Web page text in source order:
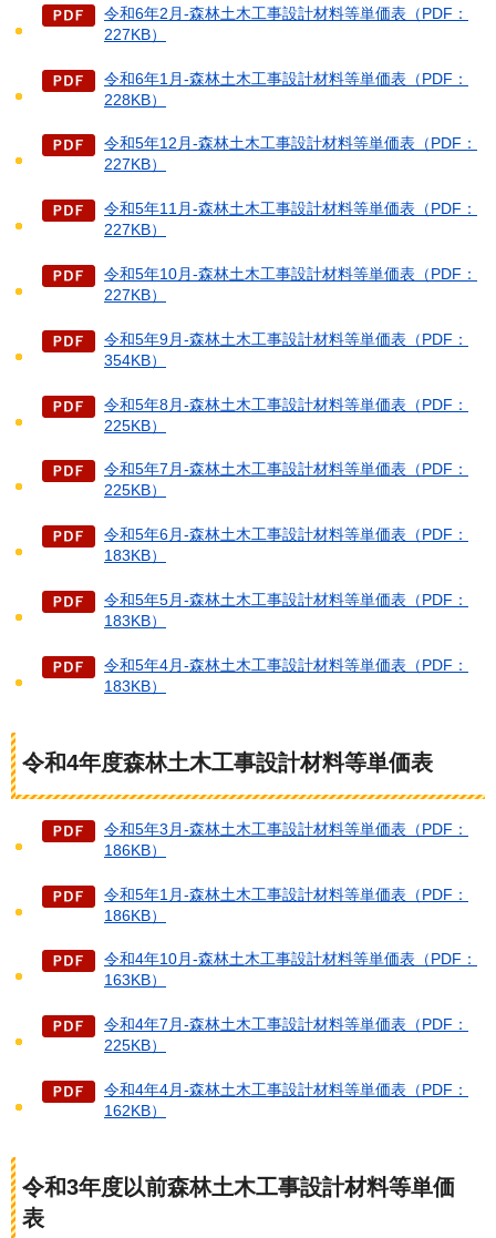
令和6年2月-森林土木工事設計材料等単価表（PDF：
227KB）
令和6年1月-森林土木工事設計材料等単価表（PDF：
228KB）
令和5年12月-森林土木工事設計材料等単価表（PDF：
227KB）
令和5年11月-森林土木工事設計材料等単価表（PDF：
227KB）
令和5年10月-森林土木工事設計材料等単価表（PDF：
227KB）
令和5年9月-森林土木工事設計材料等単価表（PDF：
354KB）
令和5年8月-森林土木工事設計材料等単価表（PDF：
225KB）
令和5年7月-森林土木工事設計材料等単価表（PDF：
225KB）
令和5年6月-森林土木工事設計材料等単価表（PDF：
183KB）
令和5年5月-森林土木工事設計材料等単価表（PDF：
183KB）
令和5年4月-森林土木工事設計材料等単価表（PDF：
183KB）
令和4年度森林土木工事設計材料等単価表
令和5年3月-森林土木工事設計材料等単価表（PDF：
186KB）
令和5年1月-森林土木工事設計材料等単価表（PDF：
186KB）
令和4年10月-森林土木工事設計材料等単価表（PDF：
163KB）
令和4年7月-森林土木工事設計材料等単価表（PDF：
225KB）
令和4年4月-森林土木工事設計材料等単価表（PDF：
162KB）
令和3年度以前森林土木工事設計材料等単価
表